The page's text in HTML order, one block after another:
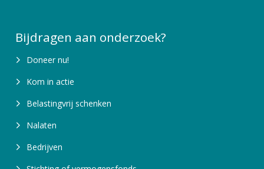
Bijdragen aan onderzoek?
Doneer nu!
Kom in actie
Belastingvrij schenken
Nalaten
Bedrijven